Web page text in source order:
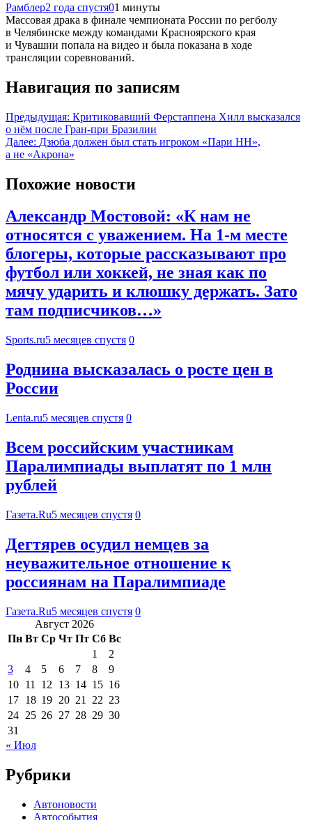
Рамблер2 года спустя01 минуты
Массовая драка в финале чемпионата России по регболу
в Челябинске между командами Красноярского края
и Чувашии попала на видео и была показана в ходе
трансляции соревнований.
Навигация по записям
Предыдущая: Критиковавший Ферстаппена Хилл высказался
о нём после Гран-при Бразилии
Далее: Дзюба должен был стать игроком «Пари НН»,
а не «Акрона»
Похожие новости
Александр Мостовой: «К нам не
относятся с уважением. На 1-м месте
блогеры, которые рассказывают про
футбол или хоккей, не зная как по
мячу ударить и клюшку держать. Зато
там подписчиков…»
Sports.ru5 месяцев спустя 0
Роднина высказалась о росте цен в
России
Lenta.ru5 месяцев спустя 0
Всем российским участникам
Паралимпиады выплатят по 1 млн
рублей
Газета.Ru5 месяцев спустя 0
Дегтярев осудил немцев за
неуважительное отношение к
россиянам на Паралимпиаде
Газета.Ru5 месяцев спустя 0
Август 2026
Пн Вт Ср Чт Пт Сб Вс
1
2
3
4 5 6 7 8
9
10 11 12 13 14 15 16
17 18 19 20 21 22 23
24 25 26 27 28 29 30
31
« Июл
Рубрики
Автоновости
Автособытия